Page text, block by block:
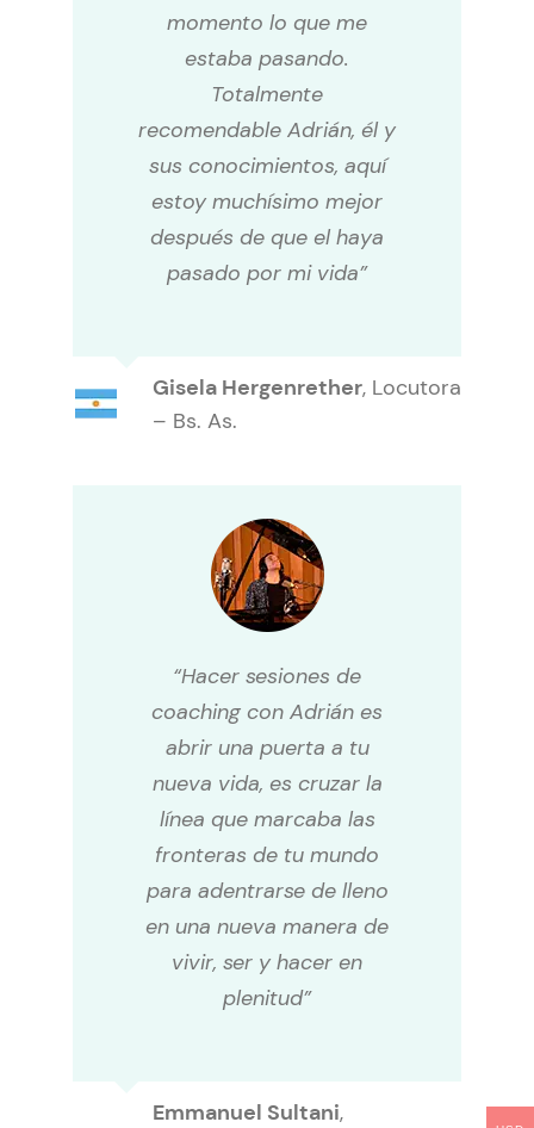
momento lo que me
estaba pasando.
Totalmente
recomendable Adrián, él y
sus conocimientos, aquí
estoy muchísimo mejor
después de que el haya
pasado por mi vida”
Gisela Hergenrether, Locutora
– Bs. As.
“Hacer sesiones de
coaching con Adrián es
abrir una puerta a tu
nueva vida, es cruzar la
línea que marcaba las
fronteras de tu mundo
para adentrarse de lleno
en una nueva manera de
vivir, ser y hacer en
plenitud”
Emmanuel Sultani,